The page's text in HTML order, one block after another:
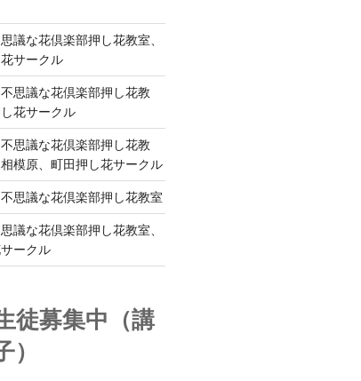
議な花倶楽部押し花教室、
サークル
思議な花倶楽部押し花教
花サークル
思議な花倶楽部押し花教
模原、町田押し花サークル
思議な花倶楽部押し花教室
議な花倶楽部押し花教室、
ークル
徒募集中（講